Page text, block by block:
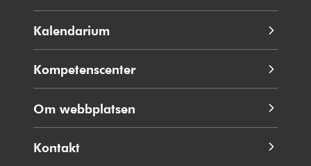
Kalendarium
Kompetenscenter
Om webbplatsen
Kontakt